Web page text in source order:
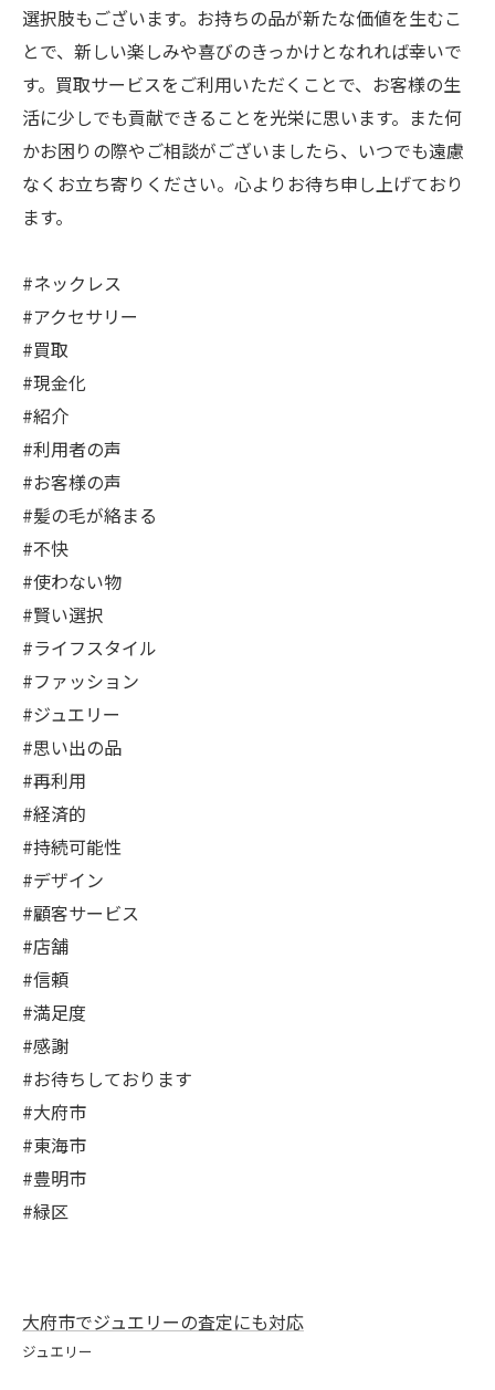
選択肢もございます。お持ちの品が新たな価値を生むこ
とで、新しい楽しみや喜びのきっかけとなれれば幸いで
す。買取サービスをご利用いただくことで、お客様の生
活に少しでも貢献できることを光栄に思います。また何
かお困りの際やご相談がございましたら、いつでも遠慮
なくお立ち寄りください。心よりお待ち申し上げており
ます。
#ネックレス
#アクセサリー
#買取
#現金化
#紹介
#利用者の声
#お客様の声
#髪の毛が絡まる
#不快
#使わない物
#賢い選択
#ライフスタイル
#ファッション
#ジュエリー
#思い出の品
#再利用
#経済的
#持続可能性
#デザイン
#顧客サービス
#店舗
#信頼
#満足度
#感謝
#お待ちしております
#大府市
#東海市
#豊明市
#緑区
大府市でジュエリーの査定にも対応
ジュエリー